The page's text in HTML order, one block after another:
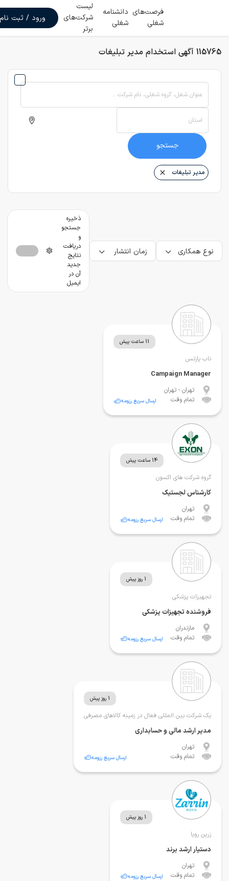
فرصت‌های
شغلی
دانشنامه
شغلی
لیست
شرکت‌های
برتر
ورود / ثبت نام
115765 آگهی استخدام مدیر تبلیغات
عنوان شغل، گروه شغلی، نام شرکت ...
استان
جستجو
مدیر تبلیغات
نوع همکاری زمان انتشار
ذخیره
جستجو
و
دریافت
نتایج
جدید
آن در
ایمیل
11 ساعت پیش
ناب پارتس
Campaign Manager
تهران - تهران
تمام وقت
ارسال سریع رزومه
14 ساعت پیش
گروه شرکت های اکسون
کارشناس لجستیک
تهران
تمام وقت
ارسال سریع رزومه
1 روز پیش
تجهیزات پزشکی
فروشنده تجهیزات پزشکی
مازندران
تمام وقت
ارسال سریع رزومه
1 روز پیش
یک شرکت بین المللی فعال در زمینه کالاهای مصرفی
مدیر ارشد مالی و حسابداری
تهران
تمام وقت
ارسال سریع رزومه
1 روز پیش
زرین رویا
دستیار ارشد برند
تهران
تمام وقت
ارسال سریع رزومه